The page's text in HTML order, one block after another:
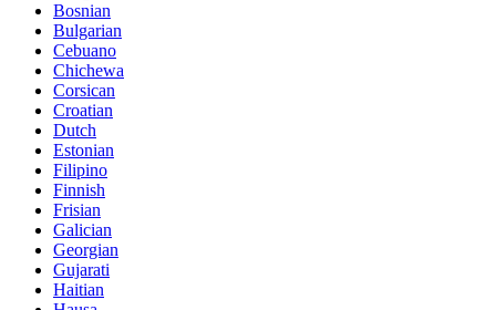
Bosnian
Bulgarian
Cebuano
Chichewa
Corsican
Croatian
Dutch
Estonian
Filipino
Finnish
Frisian
Galician
Georgian
Gujarati
Haitian